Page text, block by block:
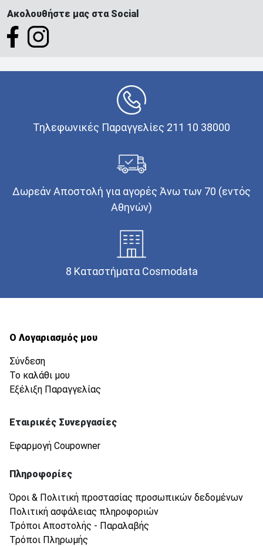
Ακολουθήστε μας στα Social
Τηλεφωνικές Παραγγελίες 211 10 38000
Δωρεάν Αποστολή για αγορές Άνω των 70 (εντός
Αθηνών)
8 Καταστήματα Cosmodata
Ο Λογαριασμός μου
Σύνδεση
Το καλάθι μου
Εξέλιξη Παραγγελίας
Εταιρικές Συνεργασίες
Εφαρμογή Coupowner
Πληροφορίες
Όροι & Πολιτική προστασίας προσωπικών δεδομένων
Πολιτική ασφάλειας πληροφοριών
Τρόποι Αποστολής - Παραλαβής
Τρόποι Πληρωμής